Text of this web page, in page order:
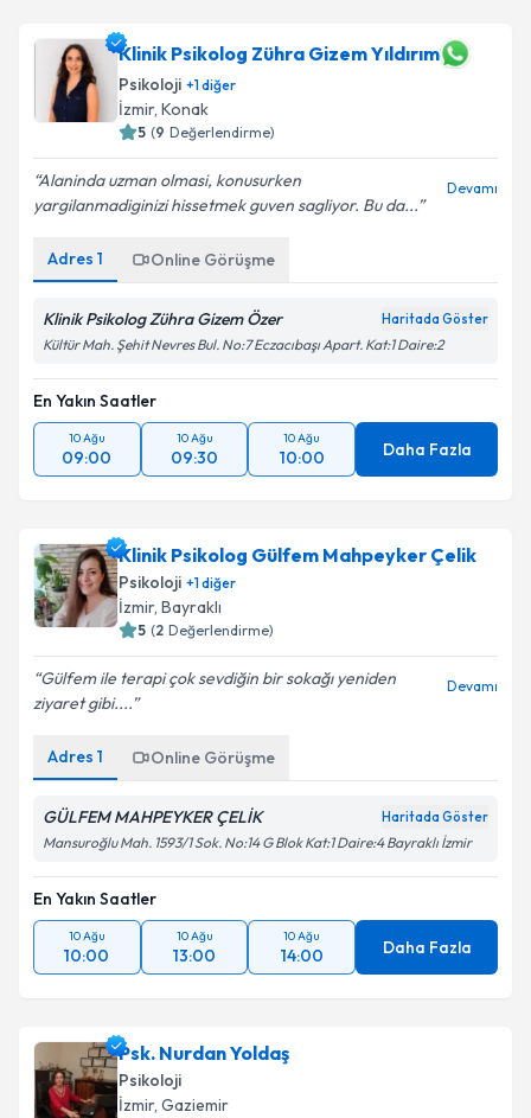
Klinik Psikolog Zühra Gizem Yıldırım
Psikoloji +1diğer
İzmir, Konak
5 (9 Değerlendirme)
Alaninda uzman olmasi, konusurken
yargilanmadiginizi hissetmek guven sagliyor. Bu da...
Devamı
Adres 1 Online Görüşme
Klinik Psikolog Zühra Gizem Özer Haritada Göster
Kültür Mah. Şehit Nevres Bul. No:7 Eczacıbaşı Apart. Kat:1 Daire:2
En Yakın Saatler
10 Ağu
09:00
10 Ağu
09:30
10 Ağu
10:00 Daha Fazla
Klinik Psikolog Gülfem Mahpeyker Çelik
Psikoloji +1diğer
İzmir, Bayraklı
5 (2 Değerlendirme)
Gülfem ile terapi çok sevdiğin bir sokağı yeniden
ziyaret gibi....
Devamı
Adres 1 Online Görüşme
GÜLFEM MAHPEYKER ÇELİK Haritada Göster
Mansuroğlu Mah. 1593/1 Sok. No:14 G Blok Kat:1 Daire:4 Bayraklı İzmir
En Yakın Saatler
10 Ağu
10:00
10 Ağu
13:00
10 Ağu
14:00 Daha Fazla
Psk. Nurdan Yoldaş
Psikoloji
İzmir, Gaziemir